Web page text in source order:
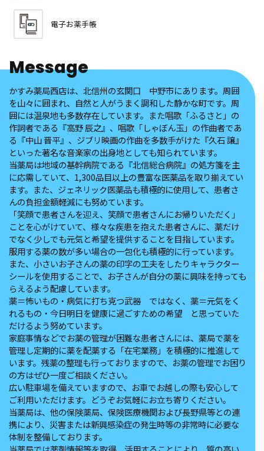
電子お薬手帳
Message
かすみ薬局西店は、北信州の玄関口 中野市にあります。周囲
を山々に囲まれ、自然と人がうまく調和した静かな町です。周
囲には温泉地も多数存在しています。また唱歌「ふるさと」の
作詞者である『高野 辰之』、唱歌「しゃぼん玉」の作曲者であ
る『中山 晋平』、ジブリ映画の作曲を多数手がけた『久石 譲』
といった著名な音楽家の出身地としても知られています。
当薬局は地域の基幹病院である『北信総合病院』の処方箋を主
に応需していて、1,300品目以上の豊富な医薬品を取り揃えてい
ます。また、ジェネリック医薬品も積極的に使用して、患者さ
んの負担金額軽減にも努めています。
「笑顔で患者さんを迎え、笑顔で患者さんにお帰りいただく」
ことを心がけていて、様々な疾患を抱えた患者さんに、薬だけ
でなく少しでも元気と希望を提供することを目指しています。
服用する薬の数が多い場合の一包化も積極的に行っています。
また、小さいお子さんの薬の印字の工夫をしたりキャラクター
シールを使用することで、お子さんが自分の薬に興味を持っても
らえるよう配慮しています。
薬＝怖いもの・病気に打ち克つ武器 ではなく、薬＝元気をく
れるもの・今日明日を健康に過ごすための希望 と思っていた
だけるよう努めています。
家庭事情などでお薬の管理が困難な患者さんには、薬局で薬を
管理し定期的に薬を配薬する「在宅業務」を積極的に推進して
います。残薬の整理も行っておりますので、お薬の管理でお困り
の方はぜひ一度ご相談ください。
広い駐車場を備えていますので、お車でお越しの際も安心して
ご利用いただけます。どうぞお気軽にお立ち寄りください。
当薬局は、他の保険薬局、保険医療機関および長野県等との連
携により、災害または新興感染症の発生時等の非常時に必要な
体制を整備しております。